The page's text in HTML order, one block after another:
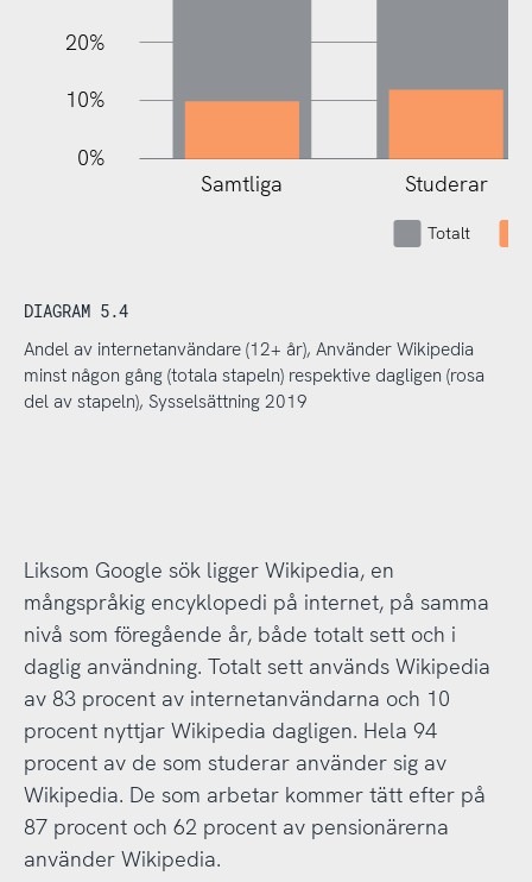
0%
10%
20%
Samtliga Studerar
Totalt
DIAGRAM 5.4
Andel av internetanvändare (12+ år), Använder Wikipedia
minst någon gång (totala stapeln) respektive dagligen (rosa
del av stapeln), Sysselsättning 2019
Liksom Google sök ligger Wikipedia, en
mångspråkig encyklopedi på internet, på samma
nivå som föregående år, både totalt sett och i
daglig användning. Totalt sett används Wikipedia
av 83 procent av internetanvändarna och 10
procent nyttjar Wikipedia dagligen. Hela 94
procent av de som studerar använder sig av
Wikipedia. De som arbetar kommer tätt efter på
87 procent och 62 procent av pensionärerna
använder Wikipedia.